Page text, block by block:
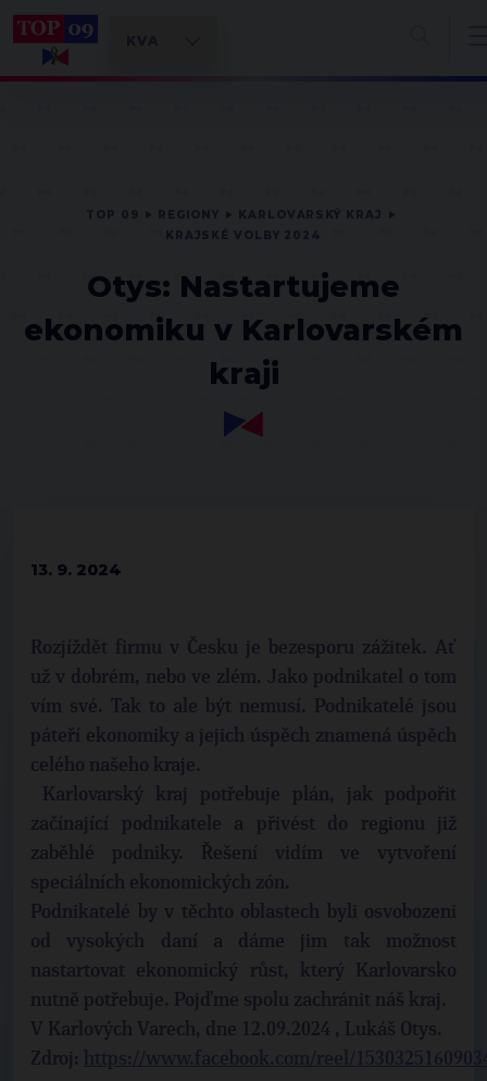
Otys: Nastartujeme
ekonomiku v Karlovarském
kraji
13. 9. 2024
Rozjíždět firmu v Česku je bezesporu zážitek. Ať
už v dobrém, nebo ve zlém. Jako podnikatel o tom
vím své. Tak to ale být nemusí. Podnikatelé jsou
páteří ekonomiky a jejich úspěch znamená úspěch
celého našeho kraje.
Karlovarský kraj potřebuje plán, jak podpořit
začínající podnikatele a přivést do regionu již
zaběhlé podniky. Řešení vidím ve vytvoření
speciálních ekonomických zón.
Podnikatelé by v těchto oblastech byli osvobozeni
od vysokých daní a dáme jim tak možnost
nastartovat ekonomický růst, který Karlovarsko
nutně potřebuje. Pojďme spolu zachránit náš kraj.
V Karlových Varech, dne 12.09.2024 , Lukáš Otys.
Zdroj: